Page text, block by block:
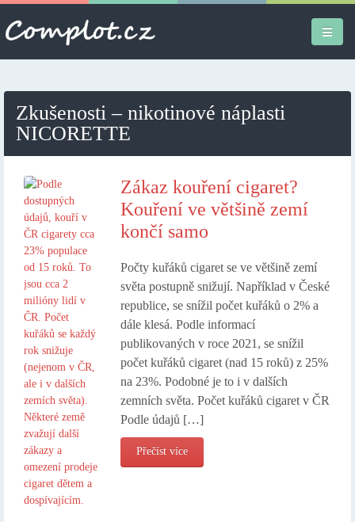
Různé
Osobní
Apple iPad
Práce
Zkušenosti – nikotinové náplasti
NICORETTE
Zákaz kouření cigaret?
Kouření ve většině zemí
končí samo
Počty kuřáků cigaret se ve většině zemí
světa postupně snižují. Například v České
republice, se snížil počet kuřáků o 2% a
dále klesá. Podle informací
publikovaných v roce 2021, se snížil
počet kuřáků cigaret (nad 15 roků) z 25%
na 23%. Podobné je to i v dalších
zemních světa. Počet kuřáků cigaret v ČR
Podle údajů […]
Přečíst více